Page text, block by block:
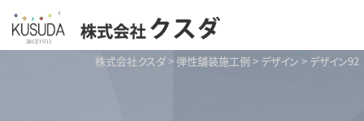
株式会社クスダ> 弾性舗装施工例 > デザイン > デザイン92